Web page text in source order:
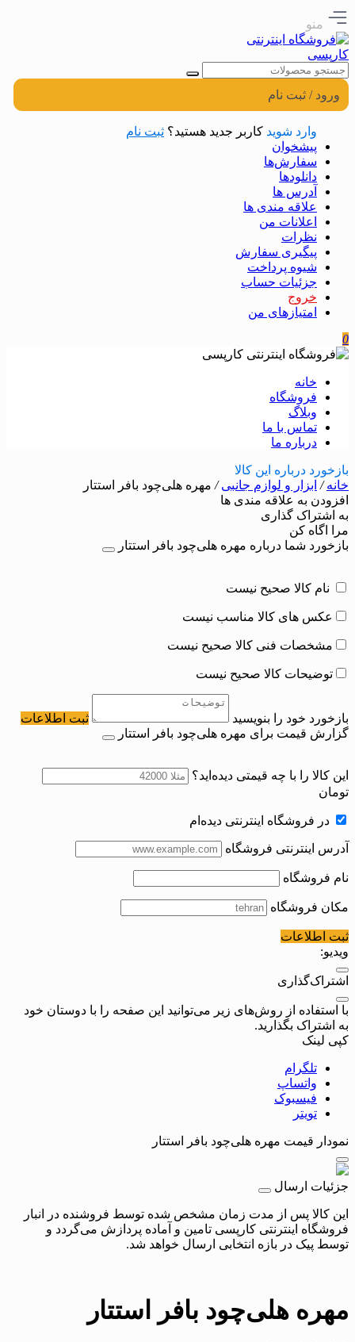
منو
ورود / ثبت نام
وارد شوید کاربر جدید هستید؟ ثبت نام
پیشخوان
سفارش‌ها
دانلودها
آدرس ها
علاقه مندی ها
اعلانات من
نظرات
پیگیری سفارش
شیوه پرداخت
جزئیات حساب
خروج
امتیازهای من
0
خانه
فروشگاه
وبلاگ
تماس با ما
درباره ما
بازخورد درباره این کالا
خانه/ ابزار و لوازم جانبی/ مهره هلی‌چود بافر استتار
افزودن به علاقه مندی ها
به اشتراک گذاری
مرا اگاه کن
بازخورد شما درباره مهره هلی‌چود بافر استتار
نام کالا صحیح نیست
عکس های کالا مناسب نیست
مشخصات فنی کالا صحیح نیست
توضیحات کالا صحیح نیست
بازخورد خود را بنویسید
ثبت اطلاعات
گزارش قیمت برای مهره هلی‌چود بافر استتار
این کالا را با چه قیمتی دیده‌اید؟
تومان
در فروشگاه اینترنتی دیده‌ام
آدرس اینترنتی فروشگاه
نام فروشگاه
مکان فروشگاه
ثبت اطلاعات
ویدیو:
اشتراک‌گذاری
با استفاده از روش‌های زیر می‌توانید این صفحه را با دوستان خود
به اشتراک بگذارید.
کپی لینک
تلگرام
واتساپ
فیسبوک
تویتر
نمودار قیمت مهره هلی‌چود بافر استتار
جزئیات ارسال
این کالا پس از مدت زمان مشخص شده توسط فروشنده در انبار
فروشگاه اینترنتی کارپسی تامین و آماده پردازش می‌گردد و
توسط پیک در بازه انتخابی ارسال خواهد شد.
مهره هلی‌چود بافر استتار